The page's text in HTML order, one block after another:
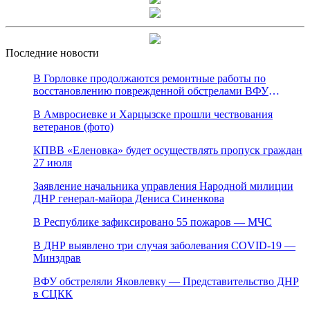
Последние новости
В Горловке продолжаются ремонтные работы по
восстановлению поврежденной обстрелами ВФУ
В Амвросиевке и Харцызске прошли чествования
ветеранов (фото)
КПВВ «Еленовка» будет осуществлять пропуск граждан
27 июля
Заявление начальника управления Народной милиции
ДНР генерал-майора Дениса Синенкова
В Республике зафиксировано 55 пожаров — МЧС
В ДНР выявлено три случая заболевания COVID-19 —
Минздрав
ВФУ обстреляли Яковлевку — Представительство ДНР
в СЦКК